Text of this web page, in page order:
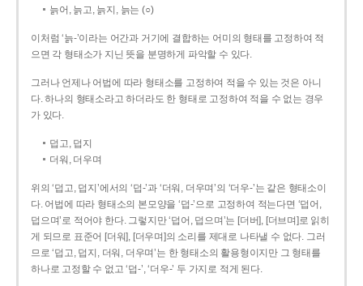
늙어, 늙고, 늙지, 늙는 (○)
이처럼 ‘늙-­’이라는 어간과 거기에 결합하는 어미의 형태를 고정하여 적
으면 각 형태소가 지닌 뜻을 분명하게 파악할 수 있다.
그러나 언제나 어법에 따라 형태소를 고정하여 적을 수 있는 것은 아니
다. 하나의 형태소라고 하더라도 한 형태로 고정하여 적을 수 없는 경우
가 있다.
덥고, 덥지
더워, 더우며
위의 ‘덥고, 덥지’에서의 ‘덥-­’과 ‘더워, 더우며’의 ‘더우-­’는 같은 형태소이
다. 어법에 따라 형태소의 본모양을 ‘덥-­’으로 고정하여 적는다면 ‘덥어,
덥으며’로 적어야 한다. 그렇지만 ‘덥어, 덥으며’는 [더버], [더브며]로 읽히
게 되므로 표준어 [더워], [더우며]의 소리를 제대로 나타낼 수 없다. 그러
므로 ‘덥고, 덥지, 더워, 더우며’는 한 형태소의 활용형이지만 그 형태를
하나로 고정할 수 없고 ‘덥-’, ‘더우-’ 두 가지로 적게 된다.